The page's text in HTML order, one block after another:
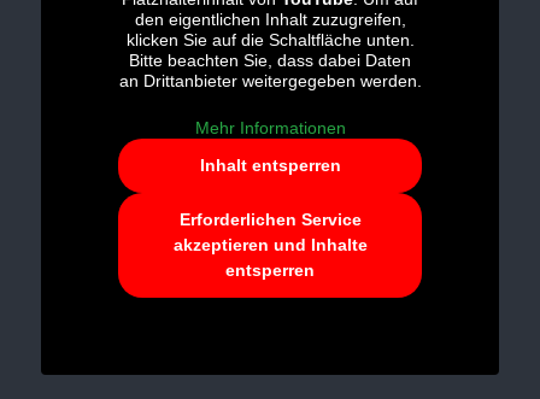
den eigentlichen Inhalt zuzugreifen,
klicken Sie auf die Schaltfläche unten.
Bitte beachten Sie, dass dabei Daten
an Drittanbieter weitergegeben werden.
Mehr Informationen
Inhalt entsperren
Erforderlichen Service
akzeptieren und Inhalte
entsperren